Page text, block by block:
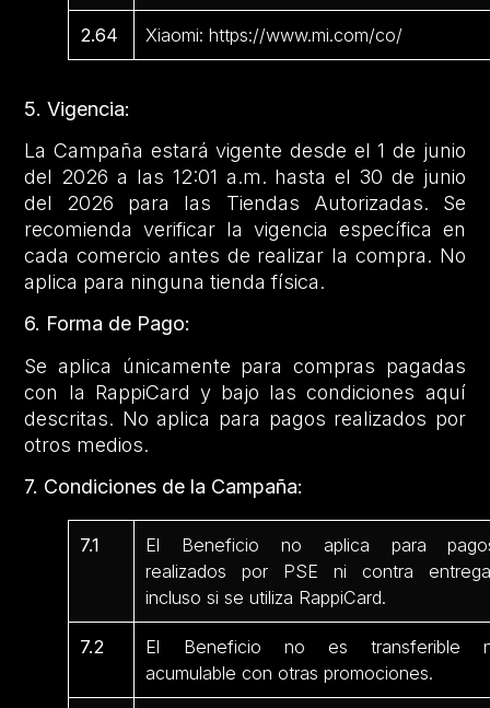
2.64 Xiaomi: https://www.mi.com/co/
5. Vigencia:
La Campaña estará vigente desde el 1 de junio
del 2026 a las 12:01 a.m. hasta el 30 de junio
del 2026 para las Tiendas Autorizadas. Se
recomienda verificar la vigencia específica en
cada comercio antes de realizar la compra. No
aplica para ninguna tienda física.
6. Forma de Pago:
Se aplica únicamente para compras pagadas
con la RappiCard y bajo las condiciones aquí
descritas. No aplica para pagos realizados por
otros medios.
7. Condiciones de la Campaña:
7.1
El Beneficio no aplica para
realizados por PSE ni contra
incluso si se utiliza RappiCard.
7.2
El Beneficio no es transferible
acumulable con otras promociones.